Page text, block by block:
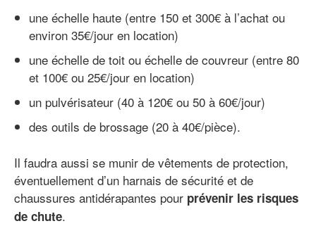
une échelle haute (entre 150 et 300€ à l’achat ou
environ 35€/jour en location)
une échelle de toit ou échelle de couvreur (entre 80
et 100€ ou 25€/jour en location)
un pulvérisateur (40 à 120€ ou 50 à 60€/jour)
des outils de brossage (20 à 40€/pièce).
Il faudra aussi se munir de vêtements de protection,
éventuellement d’un harnais de sécurité et de
chaussures antidérapantes pour prévenir les risques
de chute.